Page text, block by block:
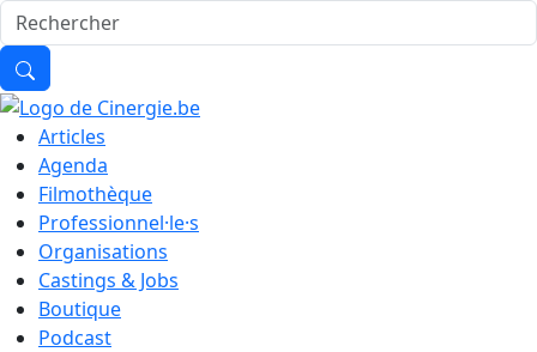
Articles
Agenda
Filmothèque
Professionnel·le·s
Organisations
Castings & Jobs
Boutique
Podcast